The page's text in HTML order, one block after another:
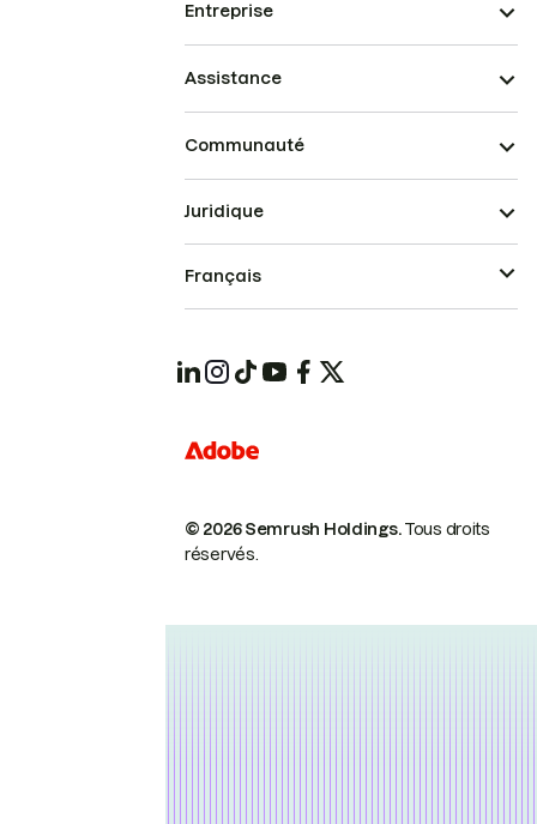
Entreprise
Assistance
Communauté
© 2026 Semrush Holdings.Tous droits
réservés.
Juridique
Français